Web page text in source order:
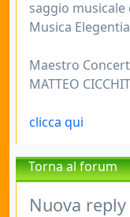
saggio
Musica
Maestro
MATTEO
clicca qui
Torna al forum
Nuova